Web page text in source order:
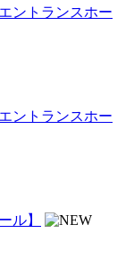
ントランスホー
ントランスホー
ル】